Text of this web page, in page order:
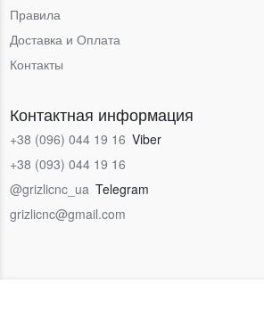
Правила
Доставка и Оплата
Контакты
Контактная информация
+38 (096) 044 19 16 Viber
+38 (093) 044 19 16
@grizlicnc_ua Telegram
grizlicnc@gmail.com